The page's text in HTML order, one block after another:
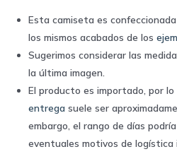
Esta camiseta es
los mismos acabados de los
Sugerimos considerar las
la última imagen.
El producto es importado, por lo
entrega suele ser
embargo, el rango de días
eventuales motivos de